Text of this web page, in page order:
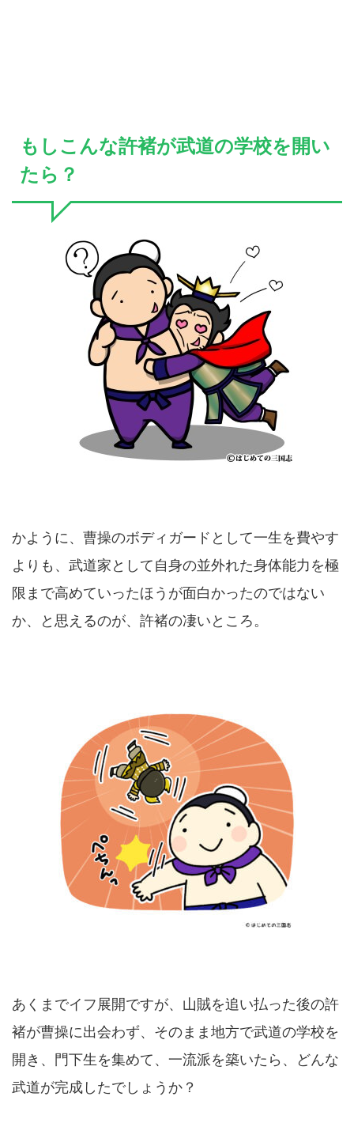
もしこんな許褚が武道の学校を開い
たら？
かように、曹操のボディガードとして一生を費やす
よりも、武道家として自身の並外れた身体能力を極
限まで高めていったほうが面白かったのではない
か、と思えるのが、許褚の凄いところ。
あくまでイフ展開ですが、山賊を追い払った後の許
褚が曹操に出会わず、そのまま地方で武道の学校を
開き、門下生を集めて、一流派を築いたら、どんな
武道が完成したでしょうか？